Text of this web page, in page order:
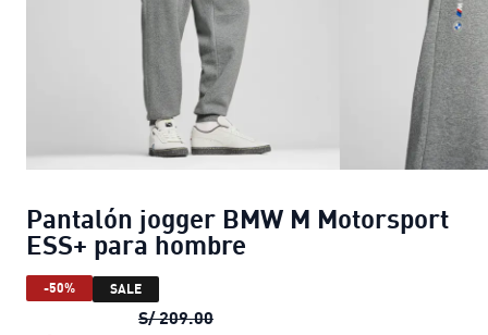
Pantalón jogger BMW M Motorsport
ESS+ para hombre
-50% SALE
S/ 209.00Pantalón jogger BMW M